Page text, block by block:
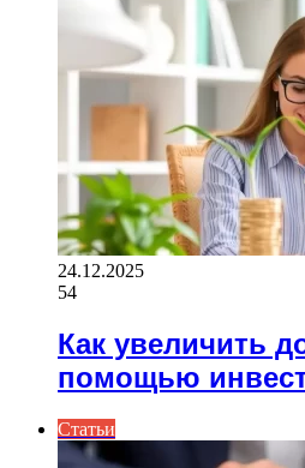
24.12.2025
54
Как увеличить
помощью
Статьи